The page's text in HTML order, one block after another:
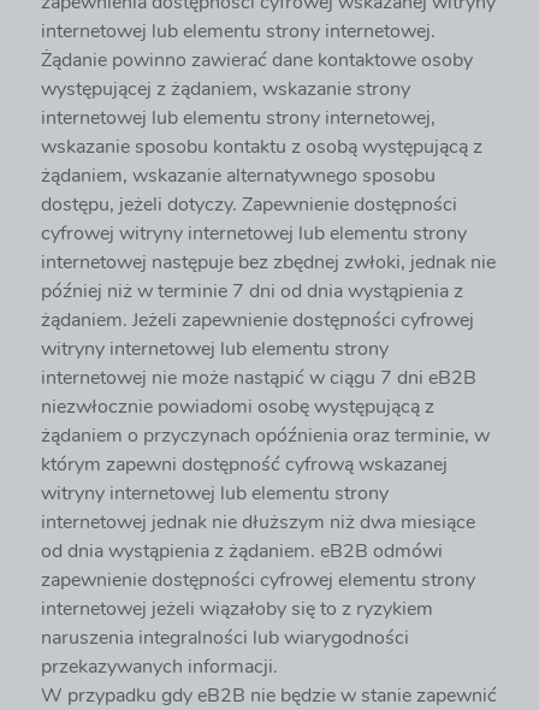
internetowej lub elementu strony internetowej.
Żądanie powinno zawierać dane kontaktowe osoby
występującej z żądaniem, wskazanie strony
internetowej lub elementu strony internetowej,
wskazanie sposobu kontaktu z osobą występującą z
żądaniem, wskazanie alternatywnego sposobu
dostępu, jeżeli dotyczy. Zapewnienie dostępności
cyfrowej witryny internetowej lub elementu strony
internetowej następuje bez zbędnej zwłoki, jednak nie
później niż w terminie 7 dni od dnia wystąpienia z
żądaniem. Jeżeli zapewnienie dostępności cyfrowej
witryny internetowej lub elementu strony
internetowej nie może nastąpić w ciągu 7 dni eB2B
niezwłocznie powiadomi osobę występującą z
żądaniem o przyczynach opóźnienia oraz terminie, w
którym zapewni dostępność cyfrową wskazanej
witryny internetowej lub elementu strony
internetowej jednak nie dłuższym niż dwa miesiące
od dnia wystąpienia z żądaniem. eB2B odmówi
zapewnienie dostępności cyfrowej elementu strony
internetowej jeżeli wiązałoby się to z ryzykiem
naruszenia integralności lub wiarygodności
przekazywanych informacji.
W przypadku gdy eB2B nie będzie w stanie zapewnić